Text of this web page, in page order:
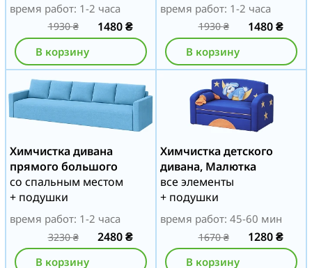
время работ: 1-2 часа
1930₴ 1480₴
В корзину
время работ: 1-2 часа
1930₴ 1480₴
В корзину
Химчистка дивана
прямого большого
со спальным местом
+ подушки
время работ: 1-2 часа
3230₴ 2480₴
В корзину
Химчистка детского
дивана, Малютка
все элементы
+ подушки
время работ: 45-60 мин
1670₴ 1280₴
В корзину